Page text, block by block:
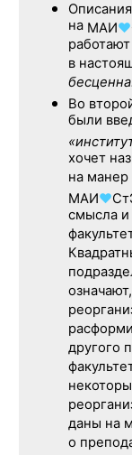
на МАИ♥
в
Во
были
хочет
на манер
МАИ♥
смысла и
другого
даны на
о